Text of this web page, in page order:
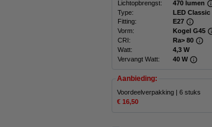
Lichtopbrengst:
470 lumen
Type:
LED Classic
Fitting:
E27
Vorm:
Kogel G45
CRI:
Ra> 80
Watt:
4,3 W
Vervangt Watt:
40 W
Aanbieding:
Voordeelverpakking | 6 stuks
€ 16,50